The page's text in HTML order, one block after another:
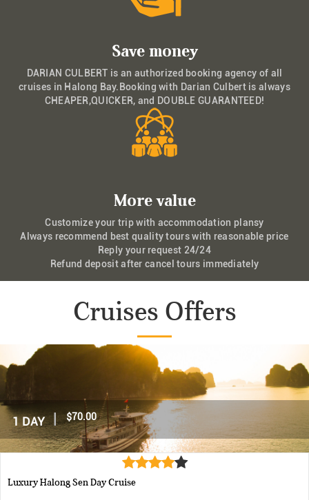
Save money
DARIAN CULBERT is an authorized booking agency of all
cruises in Halong Bay.Booking with Darian Culbert is always
CHEAPER,QUICKER, and DOUBLE GUARANTEED!
More value
Customize your trip with accommodation plansy
Always recommend best quality tours with reasonable price
Reply your request 24/24
Refund deposit after cancel tours immediately
Cruises Offers
1 DAY | $70.00
Luxury Halong Sen Day Cruise